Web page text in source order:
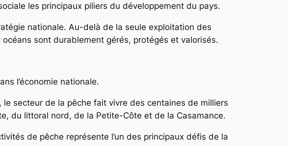
les principaux piliers du développement du pays.
nationale. Au-delà de la seule exploitation des
sont durablement gérés, protégés et valorisés.
l’économie nationale.
secteur de la pêche fait vivre des centaines de milliers
du littoral nord, de la Petite-Côte et de la Casamance.
de pêche représente l’un des principaux défis de la